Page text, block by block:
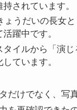
されています。
ょうだいの長女
躍中です。
タイルから「演
ています。
だけでなく、写